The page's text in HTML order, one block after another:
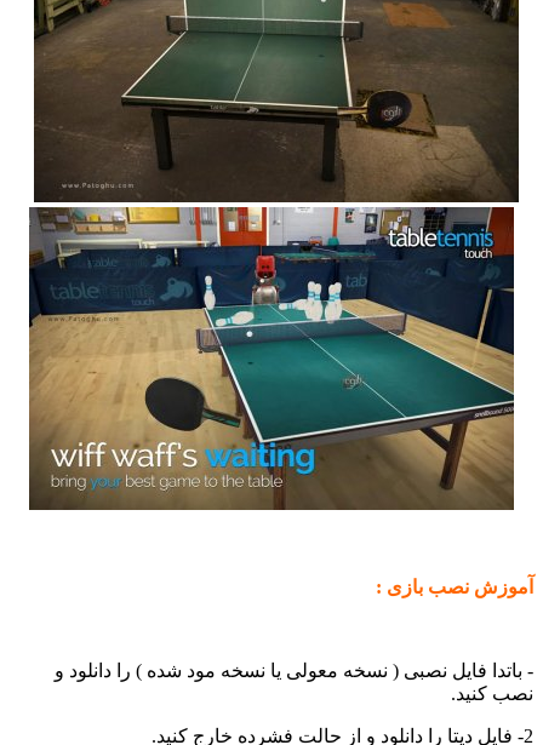
نصب بازی :
فایل نصبی ( نسخه معولی یا نسخه مود شده ) را دانلود و